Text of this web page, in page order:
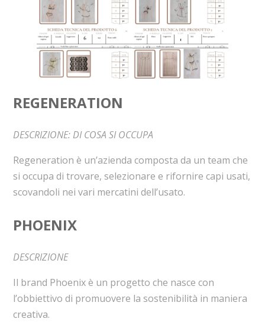
REGENERATION
DESCRIZIONE: DI COSA SI OCCUPA
Regeneration è un’azienda composta da un team che
si occupa di trovare, selezionare e rifornire capi usati,
scovandoli nei vari mercatini dell’usato.
PHOENIX
DESCRIZIONE
Il brand Phoenix è un progetto che nasce con
l’obbiettivo di promuovere la sostenibilità in maniera
creativa.